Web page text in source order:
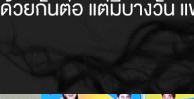
ยกันต่อ แต่มีบางวัน แ